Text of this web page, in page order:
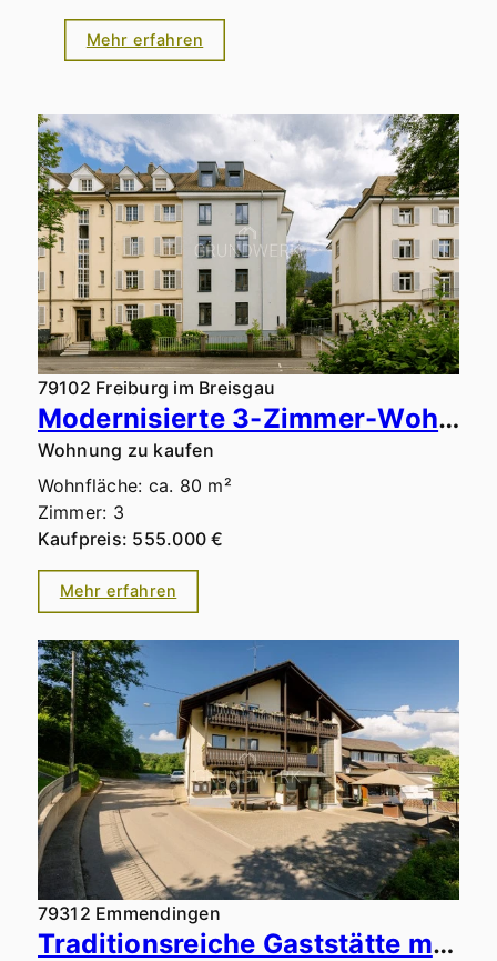
Mehr erfahren
79102 Freiburg im Breisgau
Modernisierte 3-Zimmer-Wohnung mit traumhaftem Südbalkon und Blick aufs Wasserschlössle in Top-Lage
Wohnung zu kaufen
Wohnfläche: ca. 80 m²
Zimmer: 3
Kaufpreis: 555.000 €
Mehr erfahren
79312 Emmendingen
Traditionsreiche Gaststätte mit erfolgreichem Ferienvermietungsbetrieb & weiterem Ertragspotenzial